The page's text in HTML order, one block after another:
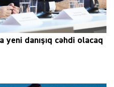
yeni danışıq cəhdi olacaq